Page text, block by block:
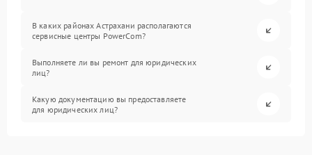
В каких районах Астрахани располагаются
сервисные центры PowerCom?
Выполняете ли вы ремонт для юридических
лиц?
Какую документацию вы предоставляете
для юридических лиц?